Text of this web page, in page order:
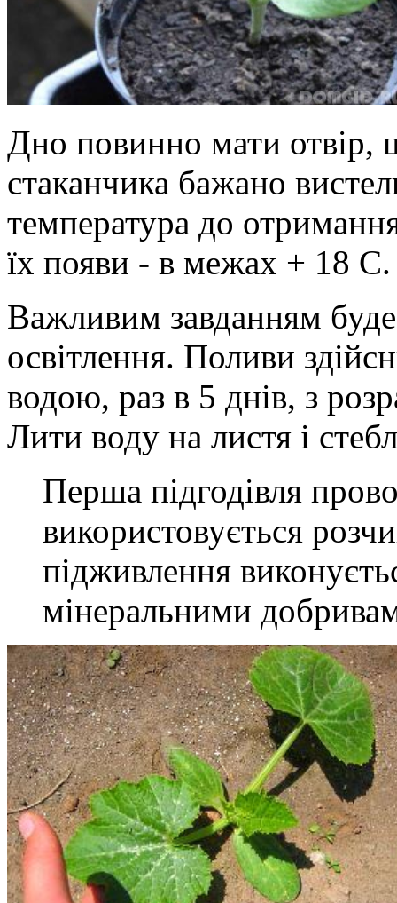
Дно повинно мати отвір,
стаканчика бажано
температура до
їх появи - в межах + 18 С.
Важливим завданням буде
освітлення. Поливи
водою, раз в 5 днів, з
Лити воду на листя і
Перша підгодівля
використовується
підживлення
мінеральними